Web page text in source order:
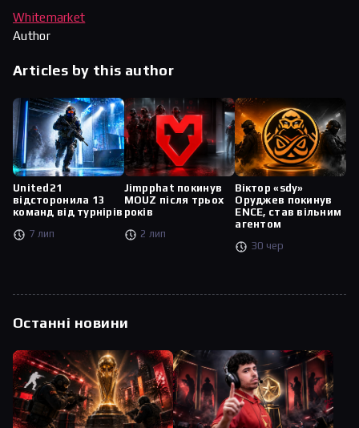
Whitemarket
Author
Articles by this author
United21
відсторонила 13
команд від турнірів
7 лип
Jimpphat покинув
MOUZ після трьох
років
2 лип
Віктор «sdy»
Оруджев покинув
ENCE, став вільним
агентом
30 чер
Останні новини